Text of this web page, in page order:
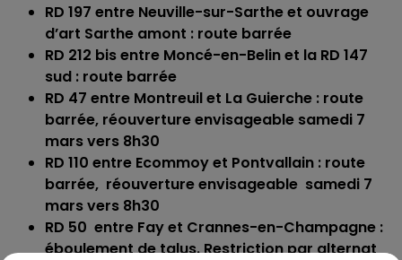
RD 197 entre Neuville-sur-Sarthe et ouvrage
d’art Sarthe amont : route barrée
RD 212 bis entre Moncé-en-Belin et la RD 147
sud : route barrée
RD 47 entre Montreuil et La Guierche : route
barrée, réouverture envisageable samedi 7
mars vers 8h30
RD 110 entre Ecommoy et Pontvallain : route
barrée, réouverture envisageable samedi 7
mars vers 8h30
RD 50 entre Fay et Crannes-en-Champagne :
éboulement de talus. Restriction par alternat